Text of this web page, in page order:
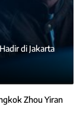
di Jakarta
Zhou Yiran